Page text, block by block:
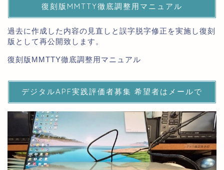
復刻版MMTTY徹底調整用マニュアル
過去に作成した内容の見直しと誤字脱字修正を実施し復刻
版として再公開致します。
復刻版MMTTY徹底調整用マニュアル
デジタルAPF実践評価者募集 希望者はメールで